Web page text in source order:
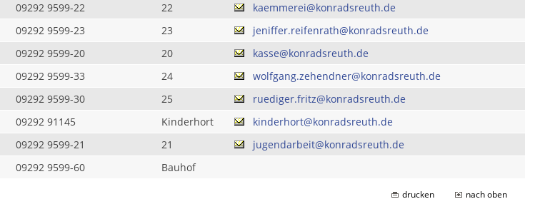
09292 9599-22 22
kaemmerei@konradsreuth.de
09292 9599-23 23
jeniffer.reifenrath@konradsreuth.de
09292 9599-20 20
kasse@konradsreuth.de
09292 9599-33 24
wolfgang.zehendner@konradsreuth.de
09292 9599-30 25
ruediger.fritz@konradsreuth.de
09292 91145 Kinderhort
kinderhort@konradsreuth.de
09292 9599-21 21
jugendarbeit@konradsreuth.de
09292 9599-60 Bauhof
drucken nach oben